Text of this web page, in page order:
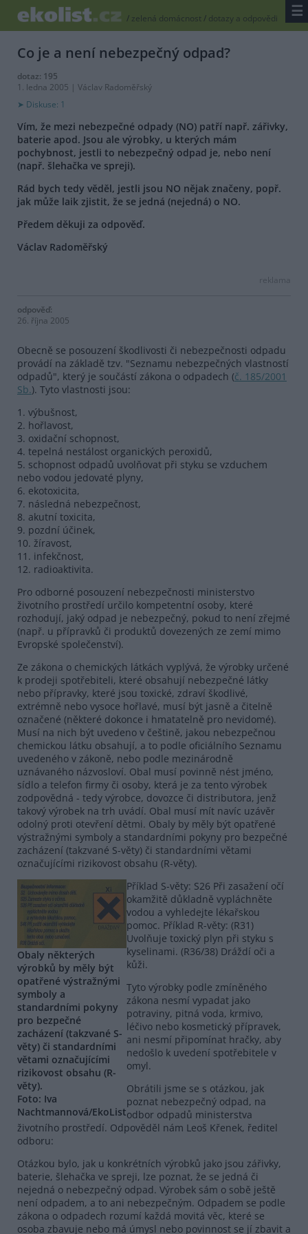
/ zelená domácnost/ dotazy a odpovědi ☰
Co je a není nebezpečný odpad?
dotaz: 195
1. ledna 2005 | Václav Radoměřský
Diskuse: 1
Vím, že mezi nebezpečné odpady (NO) patří např. zářivky,
baterie apod. Jsou ale výrobky, u kterých mám
pochybnost, jestli to nebezpečný odpad je, nebo není
(např. šlehačka ve spreji).
Rád bych tedy věděl, jestli jsou NO nějak značeny, popř.
jak může laik zjistit, že se jedná (nejedná) o NO.
Předem děkuji za odpověď.
Václav Radoměřský
reklama
odpověď:
26. října 2005
Obecně se posouzení škodlivosti či nebezpečnosti odpadu
provádí na základě tzv. "Seznamu nebezpečných vlastností
odpadů", který je součástí zákona o odpadech (č. 185/2001
Sb.). Tyto vlastnosti jsou:
1. výbušnost,
2. hořlavost,
3. oxidační schopnost,
4. tepelná nestálost organických peroxidů,
5. schopnost odpadů uvolňovat při styku se vzduchem
nebo vodou jedovaté plyny,
6. ekotoxicita,
7. následná nebezpečnost,
8. akutní toxicita,
9. pozdní účinek,
10. žíravost,
11. infekčnost,
12. radioaktivita.
Pro odborné posouzení nebezpečnosti ministerstvo
životního prostředí určilo kompetentní osoby, které
rozhodují, jaký odpad je nebezpečný, pokud to není zřejmé
(např. u přípravků či produktů dovezených ze zemí mimo
Evropské společenství).
Ze zákona o chemických látkách vyplývá, že výrobky určené
k prodeji spotřebiteli, které obsahují nebezpečné látky
nebo přípravky, které jsou toxické, zdraví škodlivé,
extrémně nebo vysoce hořlavé, musí být jasně a čitelně
označené (některé dokonce i hmatatelně pro nevidomé).
Musí na nich být uvedeno v češtině, jakou nebezpečnou
chemickou látku obsahují, a to podle oficiálního Seznamu
uvedeného v zákoně, nebo podle mezinárodně
uznávaného názvosloví. Obal musí povinně nést jméno,
sídlo a telefon firmy či osoby, která je za tento výrobek
zodpovědná - tedy výrobce, dovozce či distributora, jenž
takový výrobek na trh uvádí. Obal musí mít navíc uzávěr
odolný proti otevření dětmi. Obaly by měly být opatřené
výstražnými symboly a standardními pokyny pro bezpečné
zacházení (takzvané S-věty) či standardními větami
označujícími rizikovost obsahu (R-věty).
Obaly některých
výrobků by měly být
opatřené výstražnými
symboly a
standardními pokyny
pro bezpečné
zacházení (takzvané S-
věty) či standardními
větami označujícími
rizikovost obsahu (R-
věty).
Foto: Iva
Nachtmannová/EkoList
Příklad S-věty: S26 Při zasažení očí
okamžitě důkladně vypláchněte
vodou a vyhledejte lékařskou
pomoc. Příklad R-věty: (R31)
Uvolňuje toxický plyn při styku s
kyselinami. (R36/38) Dráždí oči a
kůži.
Tyto výrobky podle zmíněného
zákona nesmí vypadat jako
potraviny, pitná voda, krmivo,
léčivo nebo kosmetický přípravek,
ani nesmí připomínat hračky, aby
nedošlo k uvedení spotřebitele v
omyl.
Obrátili jsme se s otázkou, jak
poznat nebezpečný odpad, na
odbor odpadů ministerstva
životního prostředí. Odpověděl nám Leoš Křenek, ředitel
odboru:
Otázkou bylo, jak u konkrétních výrobků jako jsou zářivky,
baterie, šlehačka ve spreji, lze poznat, že se jedná či
nejedná o nebezpečný odpad. Výrobek sám o sobě ještě
není odpadem, a to ani nebezpečným. Odpadem se podle
zákona o odpadech rozumí každá movitá věc, které se
osoba zbavuje nebo má úmysl nebo povinnost se jí zbavit a